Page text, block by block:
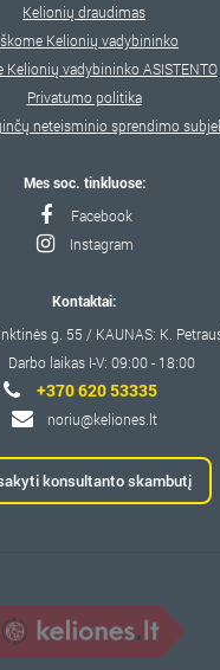
Kelionių draudimas
Kelionių vadybininko
Kelionių vadybininko ASISTENTO
Privatumo politika
neteisminio sprendimo
Mes soc. tinkluose:
Facebook
Instagram
Kontaktai:
g. 55 / KAUNAS: K.
Darbo laikas I-V: 09:00 - 18:00
+370 620 53335
noriu@keliones.lt
konsultanto skambutį